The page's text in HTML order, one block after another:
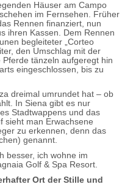
Häuser am Campo
im Fernsehen. Früher
Rennen finanziert, nun
ihren Kassen. Dem Rennen
begleiteter „Corteo
den Umschlag mit der
tänzeln aufgeregt hin
eingeschlossen, bis zu
dreimal umrundet hat – ob
In Siena gibt es nur
Stadtwappens und das
sieht man Erwachsene
zu erkennen, denn das
genannt.
besser, ich wohne im
Golf & Spa Resort.
Ort der Stille und